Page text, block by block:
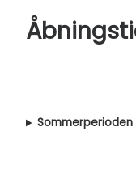
Sommerperioden